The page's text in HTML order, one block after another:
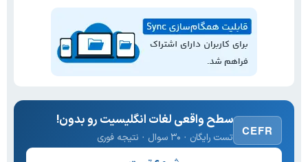
CEFR
سطح واقعی لغات انگلیسیت رو بدون!
تست رایگان · ۳۰ سوال · نتیجه فوری